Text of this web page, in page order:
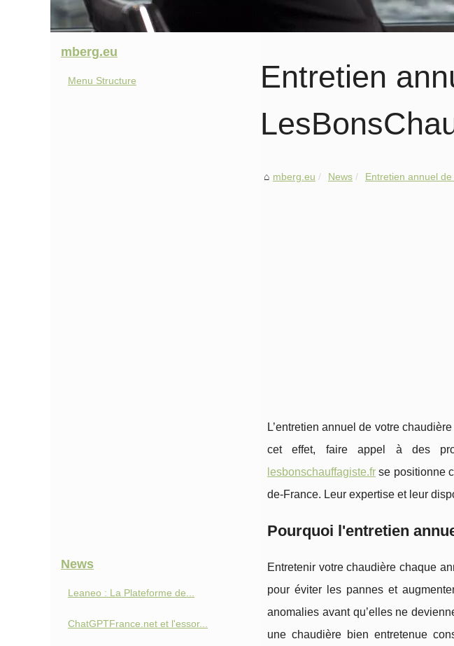
Entretien
mberg.eu News Entretien annuel de
L’entretien annuel de votre
cet effet, faire appel à des
lesbonschauffagiste.fr se positionne
de-France. Leur expertise et leur
Pourquoi l'entretien
Entretenir votre chaudière chaque
pour éviter les pannes et
anomalies avant qu’elles ne
une chaudière bien entretenue
mberg.eu
Menu Structure
News
Leaneo : La Plateforme de...
ChatGPTFrance.net et l'essor...